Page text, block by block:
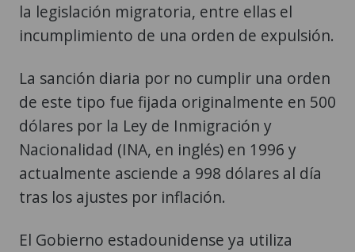
la legislación migratoria, entre ellas el
incumplimiento de una orden de expulsión.
La sanción diaria por no cumplir una orden
de este tipo fue fijada originalmente en 500
dólares por la Ley de Inmigración y
Nacionalidad (INA, en inglés) en 1996 y
actualmente asciende a 998 dólares al día
tras los ajustes por inflación.
El Gobierno estadounidense ya utiliza